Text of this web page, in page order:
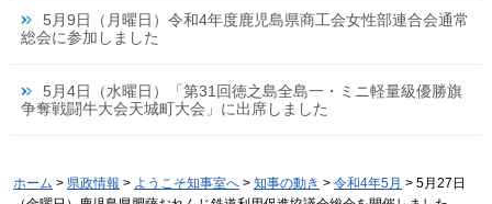
5月9日（月曜日）令和4年度鹿児島県商工会女性部連合会通常
総会に参加しました
5月4日（水曜日）「第31回徳之島全島一・ミニ軽量級優勝旗
争奪戦闘牛大会天城町大会」に出席しました
ホーム > 県政情報 > ようこそ知事室へ > 知事の動き > 令和4年5月 > 5月27日